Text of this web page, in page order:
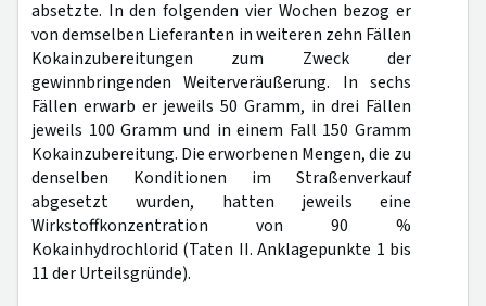
absetzte. In den folgenden vier Wochen bezog er
von demselben Lieferanten in weiteren zehn Fällen
Kokainzubereitungen zum Zweck der
gewinnbringenden Weiterveräußerung. In sechs
Fällen erwarb er jeweils 50 Gramm, in drei Fällen
jeweils 100 Gramm und in einem Fall 150 Gramm
Kokainzubereitung. Die erworbenen Mengen, die zu
denselben Konditionen im Straßenverkauf
abgesetzt wurden, hatten jeweils eine
Wirkstoffkonzentration von 90 %
Kokainhydrochlorid (Taten II. Anklagepunkte 1 bis
11 der Urteilsgründe).